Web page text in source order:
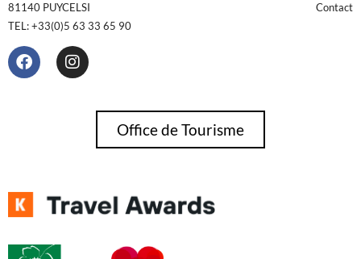
81140 PUYCELSI
TEL: +33(0)5 63 33 65 90
Contact
Office de Tourisme